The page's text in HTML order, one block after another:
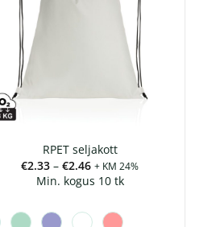
RPET seljakott
€2.33 – €2.46Hinnavahemik:
€2.33
kuni
+ KM 24%
Min. kogus 10 tk